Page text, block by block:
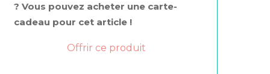
? Vous pouvez acheter une carte-
cadeau pour cet article !
Offrir ce produit